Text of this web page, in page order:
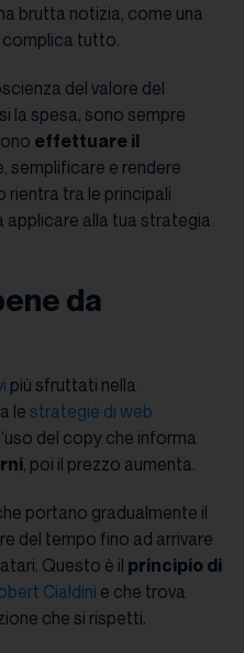
brutta notizia, come una
complica tutto.
del valore del
la spesa, sono sempre
effettuare il
semplificare e rendere
tra le principali
applicare alla tua strategia
da
più sfruttati nella
le strategie di web
del copy che informa
, poi il prezzo aumenta.
portano gradualmente il
del tempo fino ad arrivare
Questo è il principio di
Cialdini e che trova
che si rispetti.